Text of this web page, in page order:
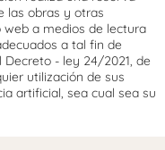
las obras y otras
web a medios de lectura
a tal fin de
Decreto - ley 24/2021, de
utilización de sus
artificial, sea cual sea su